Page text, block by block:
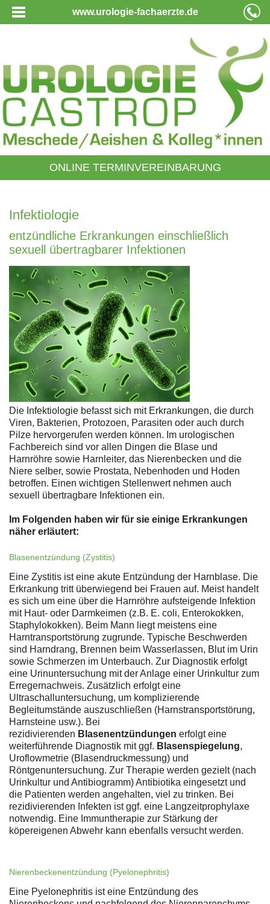
www.urologie-fachaerzte.de
ONLINE TERMINVEREINBARUNG
Infektiologie
entzündliche Erkrankungen einschließlich
sexuell übertragbarer Infektionen
Die Infektiologie befasst sich mit Erkrankungen, die durch
Viren, Bakterien, Protozoen, Parasiten oder auch durch
Pilze hervorgerufen werden können. Im urologischen
Fachbereich sind vor allen Dingen die Blase und
Harnröhre sowie Harnleiter, das Nierenbecken und die
Niere selber, sowie Prostata, Nebenhoden und Hoden
betroffen. Einen wichtigen Stellenwert nehmen auch
sexuell übertragbare Infektionen ein.
Im Folgenden haben wir für sie einige Erkrankungen
näher erläutert:
Blasenentzündung (Zystitis)
Eine Zystitis ist eine akute Entzündung der Harnblase. Die
Erkrankung tritt überwiegend bei Frauen auf. Meist handelt
es sich um eine über die Harnröhre aufsteigende Infektion
mit Haut- oder Darmkeimen (z.B. E. coli, Enterokokken,
Staphylokokken). Beim Mann liegt meistens eine
Harntransportstörung zugrunde. Typische Beschwerden
sind Harndrang, Brennen beim Wasserlassen, Blut im Urin
sowie Schmerzen im Unterbauch. Zur Diagnostik erfolgt
eine Urinuntersuchung mit der Anlage einer Urinkultur zum
Erregernachweis. Zusätzlich erfolgt eine
Ultraschalluntersuchung, um komplizierende
Begleitumstände auszuschließen (Harnstransportstörung,
Harnsteine usw.). Bei
rezidivierenden Blasenentzündungen erfolgt eine
weiterführende Diagnostik mit ggf. Blasenspiegelung,
Uroflowmetrie (Blasendruckmessung) und
Röntgenuntersuchung. Zur Therapie werden gezielt (nach
Urinkultur und Antibiogramm) Antibiotika eingesetzt und
die Patienten werden angehalten, viel zu trinken. Bei
rezidivierenden Infekten ist ggf. eine Langzeitprophylaxe
notwendig. Eine Immuntherapie zur Stärkung der
köpereigenen Abwehr kann ebenfalls versucht werden.
Nierenbeckenentzündung (Pyelonephritis)
Eine Pyelonephritis ist eine Entzündung des